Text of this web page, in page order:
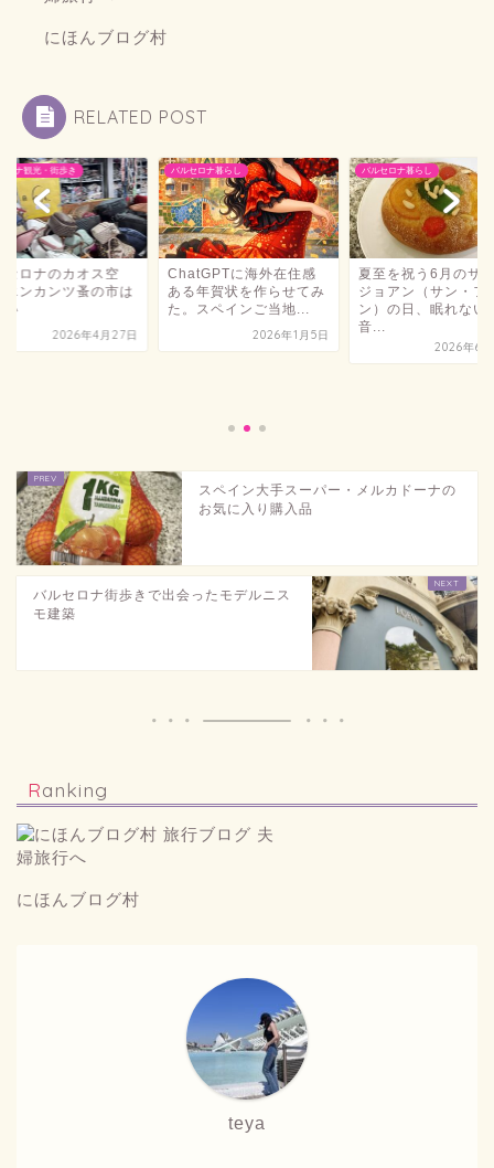
にほんブログ村
RELATED POST
ロナ観光・街歩き
セロナのカオス空
エンカンツ蚤の市は
い
2026年4月27日
バルセロナ暮らし
ChatGPTに海外在住感
ある年賀状を作らせてみ
た。スペインご当地...
2026年1月5日
バルセロナ暮らし
夏至を祝う6月のサ
ジョアン（サン・フ
ン）の日、眠れない
音...
2026年6
スペイン大手スーパー・メルカドーナの
お気に入り購入品
バルセロナ街歩きで出会ったモデルニス
モ建築
Ranking
にほんブログ村
teya